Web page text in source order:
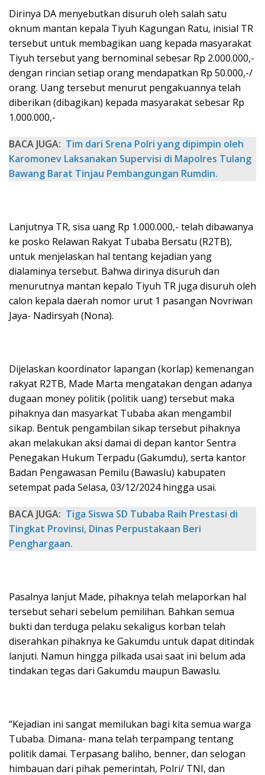
Dirinya DA menyebutkan disuruh oleh salah satu
oknum mantan kepala Tiyuh Kagungan Ratu, inisial TR
tersebut untuk membagikan uang kepada masyarakat
Tiyuh tersebut yang bernominal sebesar Rp 2.000.000,-
dengan rincian setiap orang mendapatkan Rp 50.000,-/
orang. Uang tersebut menurut pengakuannya telah
diberikan (dibagikan) kepada masyarakat sebesar Rp
1.000.000,-
BACA JUGA: Tim dari Srena Polri yang dipimpin oleh
Karomonev Laksanakan Supervisi di Mapolres Tulang
Bawang Barat Tinjau Pembangungan Rumdin.
Lanjutnya TR, sisa uang Rp 1.000.000,- telah dibawanya
ke posko Relawan Rakyat Tubaba Bersatu (R2TB),
untuk menjelaskan hal tentang kejadian yang
dialaminya tersebut. Bahwa dirinya disuruh dan
menurutnya mantan kepalo Tiyuh TR juga disuruh oleh
calon kepala daerah nomor urut 1 pasangan Novriwan
Jaya- Nadirsyah (Nona).
Dijelaskan koordinator lapangan (korlap) kemenangan
rakyat R2TB, Made Marta mengatakan dengan adanya
dugaan money politik (politik uang) tersebut maka
pihaknya dan masyarkat Tubaba akan mengambil
sikap. Bentuk pengambilan sikap tersebut pihaknya
akan melakukan aksi damai di depan kantor Sentra
Penegakan Hukum Terpadu (Gakumdu), serta kantor
Badan Pengawasan Pemilu (Bawaslu) kabupaten
setempat pada Selasa, 03/12/2024 hingga usai.
BACA JUGA: ‎Tiga Siswa SD Tubaba Raih Prestasi di
Tingkat Provinsi, Dinas Perpustakaan Beri
Penghargaan.
Pasalnya lanjut Made, pihaknya telah melaporkan hal
tersebut sehari sebelum pemilihan. Bahkan semua
bukti dan terduga pelaku sekaligus korban telah
diserahkan pihaknya ke Gakumdu untuk dapat ditindak
lanjuti. Namun hingga pilkada usai saat ini belum ada
tindakan tegas dari Gakumdu maupun Bawaslu.
“Kejadian ini sangat memilukan bagi kita semua warga
Tubaba. Dimana- mana telah terpampang tentang
politik damai. Terpasang baliho, benner, dan selogan
himbauan dari pihak pemerintah, Polri/ TNI, dan